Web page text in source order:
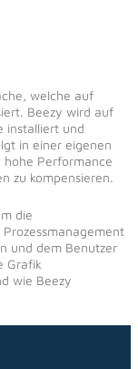
welche auf
Beezy wird auf
installiert und
in einer eigenen
hohe Performance
zu kompensieren.
die
und dem Benutzer
Grafik
wie Beezy